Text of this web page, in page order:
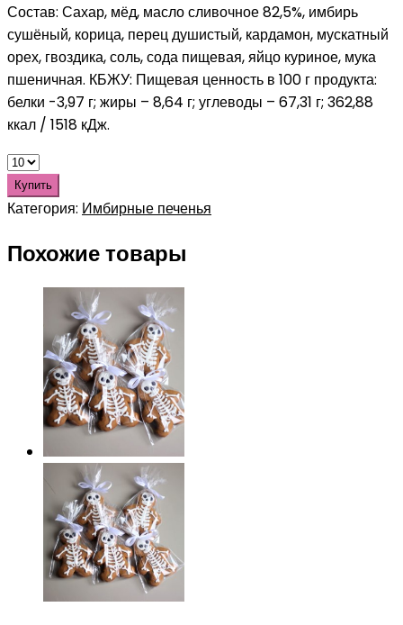
Состав: Сахар, мёд, масло сливочное 82,5%, имбирь
сушёный, корица, перец душистый, кардамон, мускатный
орех, гвоздика, соль, сода пищевая, яйцо куриное, мука
пшеничная. КБЖУ: Пищевая ценность в 100 г продукта:
белки -3,97 г; жиры – 8,64 г; углеводы – 67,31 г; 362,88
ккал / 1518 кДж.
Купить
Категория: Имбирные печенья
Похожие товары